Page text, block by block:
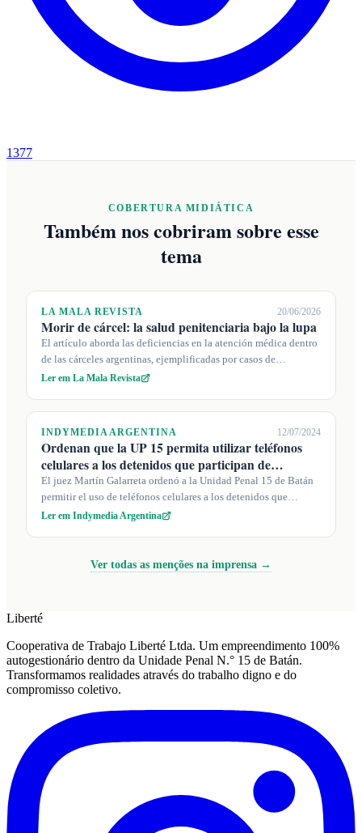
1377
COBERTURA MIDIÁTICA
Também nos cobriram sobre esse
tema
LA MALA REVISTA 20/06/2026
Morir de cárcel: la salud penitenciaria bajo la lupa
El artículo aborda las deficiencias en la atención médica dentro
de las cárceles argentinas, ejemplificadas por casos de
enfermedades graves...
Ler em La Mala Revista
INDYMEDIA ARGENTINA 12/07/2024
Ordenan que la UP 15 permita utilizar teléfonos
celulares a los detenidos que participan de
actividades educat...
El juez Martín Galarreta ordenó a la Unidad Penal 15 de Batán
permitir el uso de teléfonos celulares a los detenidos que
participan en talle...
Ler em Indymedia Argentina
Ver todas as menções na imprensa →
Liberté
Cooperativa de Trabajo Liberté Ltda. Um empreendimento 100%
autogestionário dentro da Unidade Penal N.° 15 de Batán.
Transformamos realidades através do trabalho digno e do
compromisso coletivo.